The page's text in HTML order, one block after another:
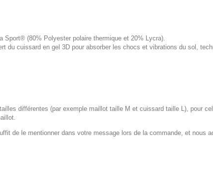
(80% Polyester polaire thermique et 20% Lycra).
du cuissard en gel 3D pour absorber les chocs et vibrations du sol,
différentes (par exemple maillot taille M et cuissard taille L), pour
de le mentionner dans votre message lors de la commande, et nous